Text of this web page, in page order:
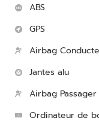
ABS
GPS
Airbag
Jantes alu
Airbag Passager
Ordinateur de